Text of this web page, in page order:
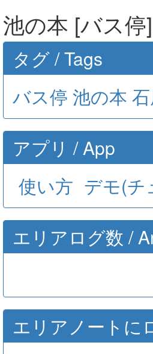
池の本 [バス停]
タグ / Tags
バス停 池の本
アプリ / App
使い方 デモ(チ
エリアログ数 /
エリアノートに